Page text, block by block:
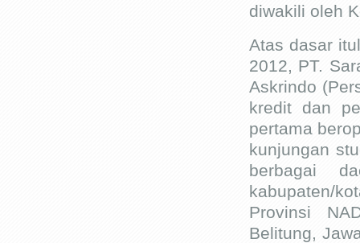
diwakili oleh
Atas dasar
2012, PT.
Askrindo
kredit dan
pertama
kunjungan
berbagai
kabupaten/
Provinsi
Belitung,